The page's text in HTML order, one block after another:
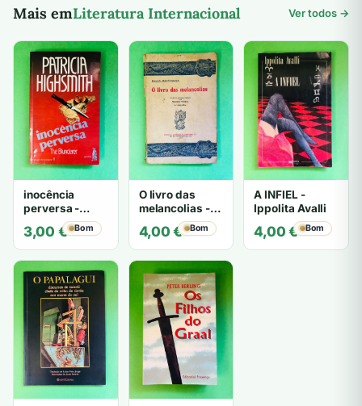
Mais emLiteratura Internacional Ver todos →
inocência
perversa -
PATRICIA
HIGHSMITH
3,00 € Bom
O livro das
melancolias -
Mantegazza
4,00€ Bom
A INFIEL -
Ippolita Avalli
4,00€ Bom